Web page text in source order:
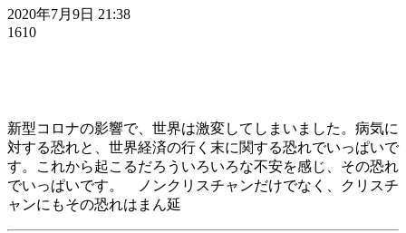
2020年7月9日 21:38
1610
新型コロナの影響で、世界は激変してしまいました。病気に
対する恐れと、世界経済の行く末に関する恐れでいっぱいで
す。これから起こるだろういろいろな不安を感じ、その恐れ
でいっぱいです。 ノンクリスチャンだけでなく、クリスチ
ャンにもその恐れはまん延